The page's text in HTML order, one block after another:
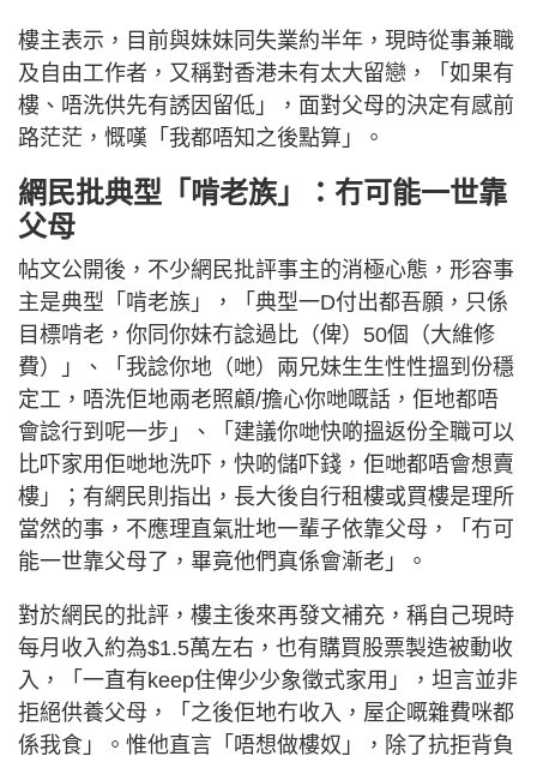
樓主表示，目前與妹妹同失業約半年，現時從事兼職
及自由工作者，又稱對香港未有太大留戀，「如果有
樓、唔洗供先有誘因留低」，面對父母的決定有感前
路茫茫，慨嘆「我都唔知之後點算」。
網民批典型「啃老族」：冇可能一世靠
父母
帖文公開後，不少網民批評事主的消極心態，形容事
主是典型「啃老族」，「典型一D付出都吾願，只係
目標啃老，你同你妹冇諗過比（俾）50個（大維修
費）」、「我諗你地（哋）兩兄妹生生性性搵到份穩
定工，唔洗佢地兩老照顧/擔心你哋嘅話，佢地都唔
會諗行到呢一步」、「建議你哋快啲搵返份全職可以
比吓家用佢哋地洗吓，快啲儲吓錢，佢哋都唔會想賣
樓」；有網民則指出，長大後自行租樓或買樓是理所
當然的事，不應理直氣壯地一輩子依靠父母，「冇可
能一世靠父母了，畢竟他們真係會漸老」。
對於網民的批評，樓主後來再發文補充，稱自己現時
每月收入約為$1.5萬左右，也有購買股票製造被動收
入，「一直有keep住俾少少象徵式家用」，坦言並非
拒絕供養父母，「之後佢地冇收入，屋企嘅雜費咪都
係我食」。惟他直言「唔想做樓奴」，除了抗拒背負